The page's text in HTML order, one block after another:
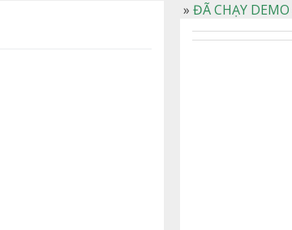
» ĐÃ CHẠY DEMO